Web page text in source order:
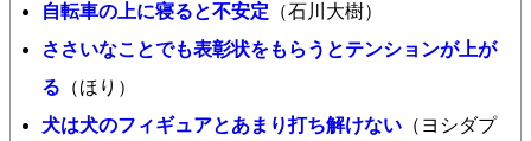
自転車の上に寝ると不安定 （石川大樹）
ささいなことでも表彰状をもらうとテンションが上が
る （ほり）
犬は犬のフィギュアとあまり打ち解けない （ヨシダプ